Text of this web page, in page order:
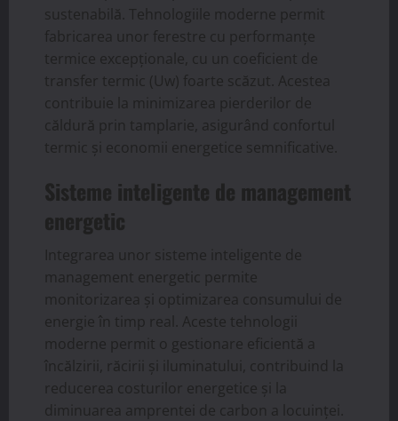
sustenabilă. Tehnologiile moderne permit
fabricarea unor ferestre cu performanțe
termice excepționale, cu un coeficient de
transfer termic (Uw) foarte scăzut. Acestea
contribuie la minimizarea pierderilor de
căldură prin tamplarie, asigurând confortul
termic și economii energetice semnificative.
Sisteme inteligente de management
energetic
Integrarea unor sisteme inteligente de
management energetic permite
monitorizarea și optimizarea consumului de
energie în timp real. Aceste tehnologii
moderne permit o gestionare eficientă a
încălzirii, răcirii și iluminatului, contribuind la
reducerea costurilor energetice și la
diminuarea amprentei de carbon a locuinței.